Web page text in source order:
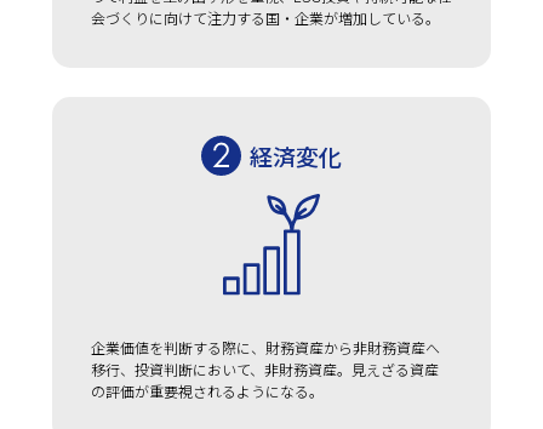
会づくりに向けて注力する国・企業が増加している。
経済変化
企業価値を判断する際に、財務資産から非財務資産へ
移行、投資判断において、非財務資産。見えざる資産
の評価が重要視されるようになる。